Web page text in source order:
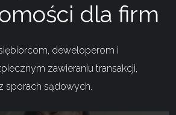
dla firm
deweloperom i
zawieraniu transakcji,
sporach sądowych.